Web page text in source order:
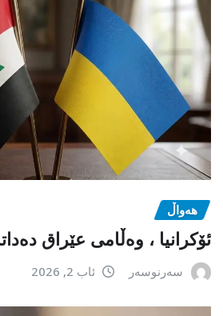
هەواڵ
ئۆکرانیا ، وەڵامی عێراق
سەرنوسەر ئاب 2, 2026